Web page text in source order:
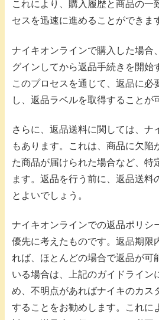
これにより、購入履歴と商品の一
セスを迅速に進めることができま
ナイキオンラインで購入した場合
グインしてから返品手続きを開始
このプロセスを通じて、返品に必
し、返品ラベルを取得することが
さらに、返品送料に関しては、ナ
もあります。これは、商品に欠陥
た商品が届けられた場合など、特
ます。返品を行う前に、返品送料
とよいでしょう。
ナイキオンラインでの返品ポリシ
優先に考えたものです。返品期限
れば、ほとんどの場合で返品が可
いる場合は、上記のガイドライン
め、不明点があればナイキのカス
することをお勧めします。これに